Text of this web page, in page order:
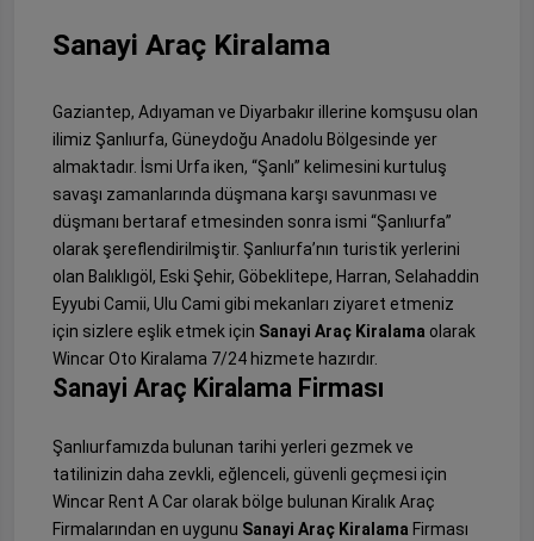
Sanayi Araç Kiralama
Gaziantep, Adıyaman ve Diyarbakır illerine komşusu olan
ilimiz Şanlıurfa, Güneydoğu Anadolu Bölgesinde yer
almaktadır. İsmi Urfa iken, “Şanlı” kelimesini kurtuluş
savaşı zamanlarında düşmana karşı savunması ve
düşmanı bertaraf etmesinden sonra ismi “Şanlıurfa”
olarak şereflendirilmiştir. Şanlıurfa’nın turistik yerlerini
olan Balıklıgöl, Eski Şehir, Göbeklitepe, Harran, Selahaddin
Eyyubi Camii, Ulu Cami gibi mekanları ziyaret etmeniz
için sizlere eşlik etmek için Sanayi Araç Kiralama olarak
Wincar Oto Kiralama 7/24 hizmete hazırdır.
Sanayi Araç Kiralama Firması
Şanlıurfamızda bulunan tarihi yerleri gezmek ve
tatilinizin daha zevkli, eğlenceli, güvenli geçmesi için
Wincar Rent A Car olarak bölge bulunan Kiralık Araç
Firmalarından en uygunu Sanayi Araç Kiralama Firması